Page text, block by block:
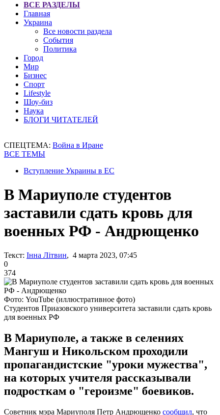
ВСЕ РАЗДЕЛЫ
Главная
Украина
Все новости раздела
События
Политика
Город
Мир
Бизнес
Спорт
Lifestyle
Шоу-биз
Наука
БЛОГИ ЧИТАТЕЛЕЙ
СПЕЦТЕМА: Война в Иране
ВСЕ ТЕМЫ
Вступление Украины в ЕС
В Мариуполе студентов
заставили сдать кровь для
военных РФ - Андрющенко
Текст: Інна Літвин, 4 марта 2023, 07:45
0
374
Фото: YouTube (иллюстративное фото)
Студентов Приазовского университета заставили сдать кровь
для военных РФ
В Мариуполе, а также в селениях
Мангуш и Никольском проходили
пропагандистские "уроки мужества",
на которых учителя рассказывали
подросткам о "героизме" боевиков.
Советник мэра Мариуполя Петр Андрющенко сообщил, что